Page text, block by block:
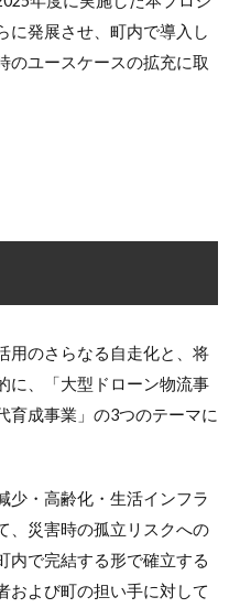
に発展させ、町内で導入し
のユースケースの拡充に取
用のさらなる自走化と、将
に、「大型ドローン物流事
育成事業」の3つのテーマに
少・高齢化・生活インフラ
、災害時の孤立リスクへの
内で完結する形で確立する
および町の担い手に対して